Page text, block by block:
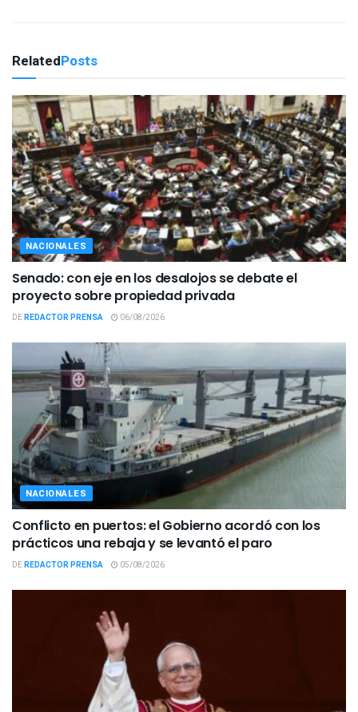
RelatedPosts
NACIONALES
Senado: con eje en los desalojos se debate el
proyecto sobre propiedad privada
DEREDACTOR PRENSA 06/08/2026
NACIONALES
Conflicto en puertos: el Gobierno acordó con los
prácticos una rebaja y se levantó el paro
DEREDACTOR PRENSA 05/08/2026